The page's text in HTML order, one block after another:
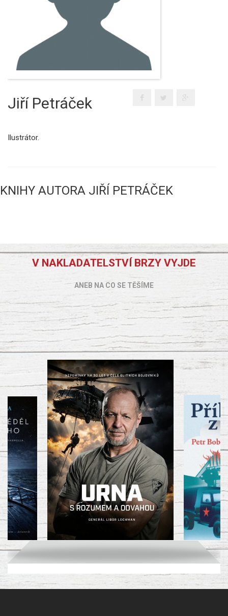
Jiří Petráček
Ilustrátor.
KNIHY AUTORA JIŘÍ PETRÁČEK
V NAKLADATELSTVÍ BRZY VYJDE
ANEB NA CO SE TĚŠÍME